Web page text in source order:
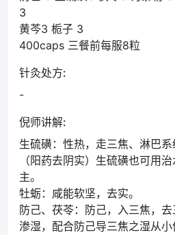
3
黄芩3 栀子 3
400caps 三餐前每服8粒
针灸处方:
-
倪师讲解:
生硫磺：性热，走三焦、淋巴
（阳药去阴实）生硫磺也可用
主。
牡蛎：咸能软坚，去实。
防己、茯苓：防己，入三焦，
渗湿，配合防己导三焦之湿从小